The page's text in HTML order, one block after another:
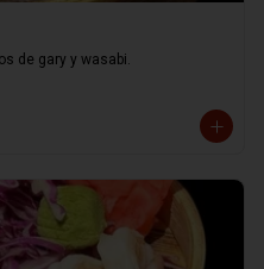
de gary y wasabi.